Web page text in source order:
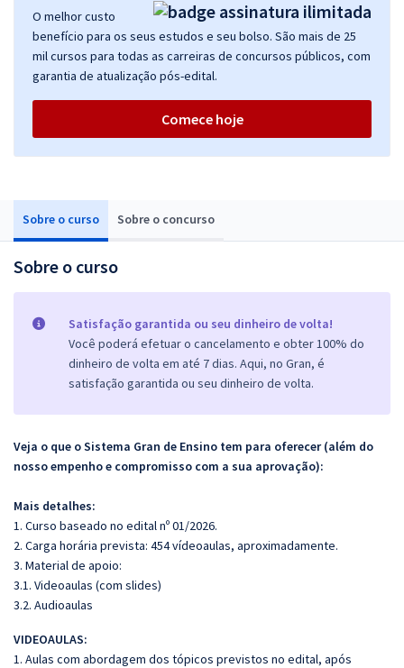
Sobre o curso Sobre o concurso
Sobre o curso
Satisfação garantida ou seu dinheiro de volta!
Você poderá efetuar o cancelamento e obter 100% do
dinheiro de volta em até 7 dias. Aqui, no Gran, é
satisfação garantida ou seu dinheiro de volta.
Veja o que o Sistema Gran de Ensino tem para oferecer (além do
nosso empenho e compromisso com a sua aprovação):
Mais detalhes:
1. Curso baseado no edital nº 01/2026.
2. Carga horária prevista: 454 vídeoaulas, aproximadamente.
3. Material de apoio:
3.1. Videoaulas (com slides)
3.2. Audioaulas
VIDEOAULAS:
1. Aulas com abordagem dos tópicos previstos no edital, após
O melhor custo
benefício para os seus estudos e seu bolso. São mais de 25
mil cursos para todas as carreiras de concursos públicos, com
garantia de atualização pós-edital.
Comece hoje